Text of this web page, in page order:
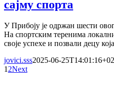
сајму спорта
У Прибоју је одржан шести
На спортским теренима
своје успехе и позвали децу која
jovici.sss2025-06-
1 2Next